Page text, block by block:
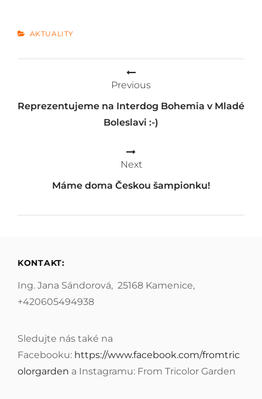
CATEGORIES
AKTUALITY
příspěvek
Previous
Reprezentujeme na Interdog Bohemia v Mladé
Boleslavi :-)
Next
Máme doma Českou šampionku!
KONTAKT:
Ing. Jana Sándorová, 25168 Kamenice,
+420605494938
Sledujte nás také na
Facebooku: https://www.facebook.com/fromtric
olorgarden a Instagramu: From Tricolor Garden